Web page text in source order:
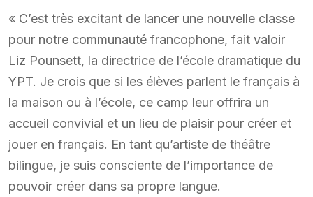
« C’est très excitant de lancer une nouvelle classe
pour notre communauté francophone, fait valoir
Liz Pounsett, la directrice de l’école dramatique du
YPT. Je crois que si les élèves parlent le français à
la maison ou à l’école, ce camp leur offrira un
accueil convivial et un lieu de plaisir pour créer et
jouer en français. En tant qu’artiste de théâtre
bilingue, je suis consciente de l’importance de
pouvoir créer dans sa propre langue.